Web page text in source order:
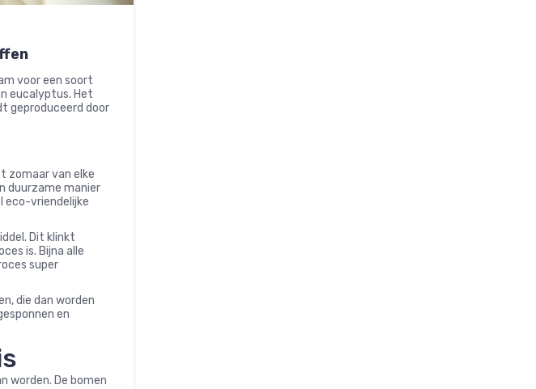
voor een soort
eucalyptus. Het
geproduceerd door
zomaar van elke
duurzame manier
eco-vriendelijke
Dit klinkt
is. Bijna alle
super
die dan worden
en
worden. De bomen